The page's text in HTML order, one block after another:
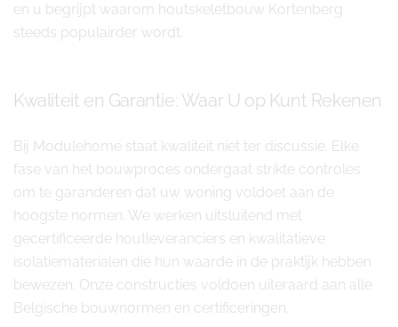
en u begrijpt waarom houtskeletbouw Kortenberg
steeds populairder wordt.
Kwaliteit en Garantie: Waar U op Kunt Rekenen
Bij Modulehome staat kwaliteit niet ter discussie. Elke
fase van het bouwproces ondergaat strikte controles
om te garanderen dat uw woning voldoet aan de
hoogste normen. We werken uitsluitend met
gecertificeerde houtleveranciers en kwalitatieve
isolatiematerialen die hun waarde in de praktijk hebben
bewezen. Onze constructies voldoen uiteraard aan alle
Belgische bouwnormen en certificeringen.